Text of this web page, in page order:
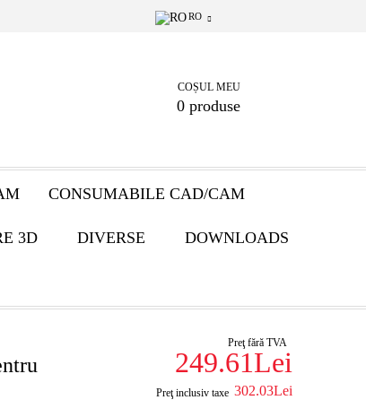
RO
COȘUL MEU
0 produse
CONSUMABILE CAD/CAM
3D DIVERSE DOWNLOADS
Preţ fără TVA
249.61Lei
Preţ inclusiv taxe 302.03Lei